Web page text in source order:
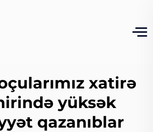
xatirə
yüksək
qazanıblar